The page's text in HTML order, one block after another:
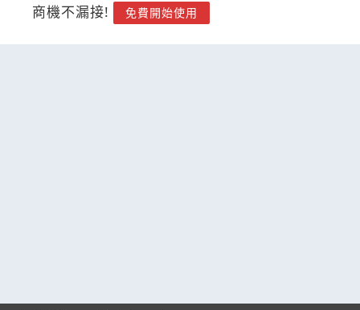
商機不漏接!
免費開始使用